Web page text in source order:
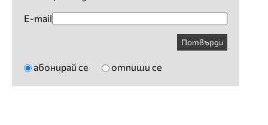
E-mail
Потвърди
абонирай се отпиши се